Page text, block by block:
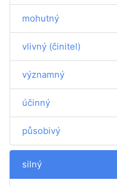
mohutný
vlivný (činitel)
významný
účinný
působivý
silný